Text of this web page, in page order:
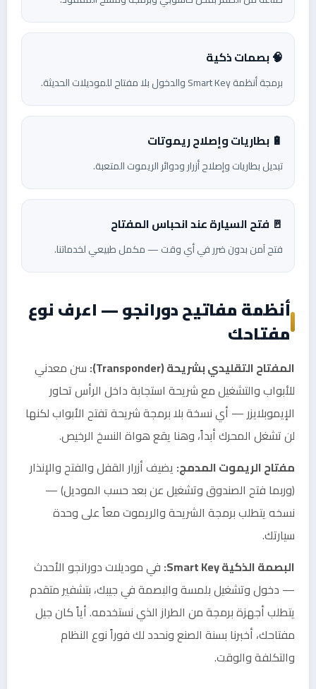
🧠 بصمات ذكية
برمجة أنظمة Smart Key والدخول بلا مفتاح للموديلات الحديثة.
🔋 بطاريات وإصلاح ريموتات
تبديل بطاريات وإصلاح أزرار ودوائر الريموت المتعبة.
🚪 فتح السيارة عند انحباس المفتاح
فتح آمن بدون ضرر في أي وقت — مكمل طبيعي لخدماتنا.
أنظمة مفاتيح دورانجو — اعرف نوع
مفتاحك
المفتاح التقليدي بشريحة (Transponder):
سن معدني
للأبواب والتشغيل مع شريحة استجابة داخل الرأس تحاور
الإيموبلايزر — أي نسخة بلا برمجة شريحة تفتح الأبواب لكنها
لن تشغل المحرك أبداً، وهنا يقع هواة النسخ الرخيص.
مفتاح الريموت المدمج: يضيف أزرار القفل والفتح والإنذار
(وربما فتح الصندوق وتشغيل عن بعد حسب الموديل) —
نسخه يتطلب برمجة الشريحة والريموت معاً على وحدة
سيارتك.
البصمة الذكية Smart Key:
في موديلات دورانجو الأحدث
— دخول وتشغيل بلمسة والبصمة في جيبك، بتشفير متقدم
يتطلب أجهزة برمجة من الطراز الذي نستخدمه. أياً كان جيل
مفتاحك، أخبرنا بسنة الصنع ونحدد لك فوراً نوع النظام
والتكلفة والوقت.